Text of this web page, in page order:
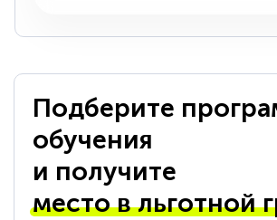
Подберите
обучения
и получите
место в льготной